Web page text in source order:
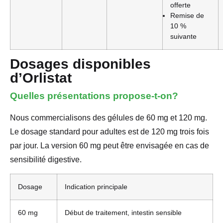
offerte
Remise de
10 %
suivante
Dosages disponibles
d’Orlistat
Quelles présentations propose-t-on?
Nous commercialisons des gélules de 60 mg et 120 mg.
Le dosage standard pour adultes est de 120 mg trois fois
par jour. La version 60 mg peut être envisagée en cas de
sensibilité digestive.
Dosage Indication principale
60 mg Début de traitement, intestin sensible